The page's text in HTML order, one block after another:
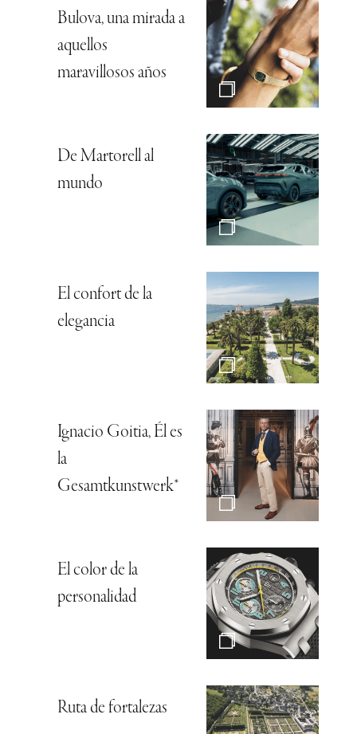
Bulova, una mirada a
aquellos
maravillosos años
De Martorell al
mundo
El confort de la
elegancia
Ignacio Goitia, Él es
la
Gesamtkunstwerk*
El color de la
personalidad
Ruta de fortalezas